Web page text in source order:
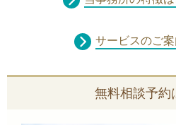
サービスのご
無料相談予約